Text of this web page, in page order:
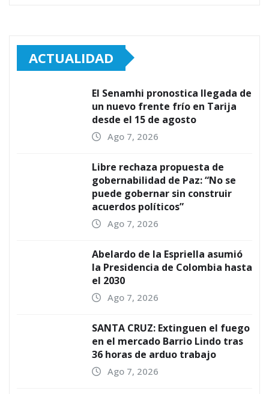
ACTUALIDAD
El Senamhi pronostica llegada de
un nuevo frente frío en Tarija
desde el 15 de agosto
Ago 7, 2026
Libre rechaza propuesta de
gobernabilidad de Paz: “No se
puede gobernar sin construir
acuerdos políticos”
Ago 7, 2026
Abelardo de la Espriella asumió
la Presidencia de Colombia hasta
el 2030
Ago 7, 2026
SANTA CRUZ: Extinguen el fuego
en el mercado Barrio Lindo tras
36 horas de arduo trabajo
Ago 7, 2026